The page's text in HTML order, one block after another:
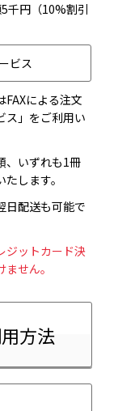
千円（10%割引
ビス
FAXによる注文
ス」をご利用い
、いずれも1冊
します。
日配送も可能で
ジットカード決
せん。
方法